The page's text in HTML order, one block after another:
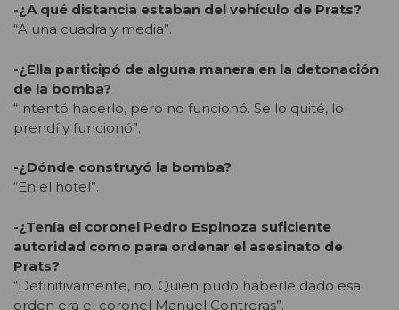
-¿A qué distancia estaban del vehículo de Prats?
“A una cuadra y media”.
-¿Ella participó de alguna manera en la detonación
de la bomba?
“Intentó hacerlo, pero no funcionó. Se lo quité, lo
prendí y funcionó”.
-¿Dónde construyó la bomba?
“En el hotel”.
-¿Tenía el coronel Pedro Espinoza suficiente
autoridad como para ordenar el asesinato de
Prats?
“Definitivamente, no. Quien pudo haberle dado esa
orden era el coronel Manuel Contreras”.